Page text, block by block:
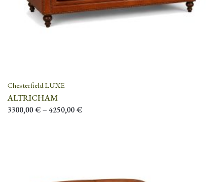
Chesterfield LUXE
ALTRICHAM
3300,00€–4250,00€